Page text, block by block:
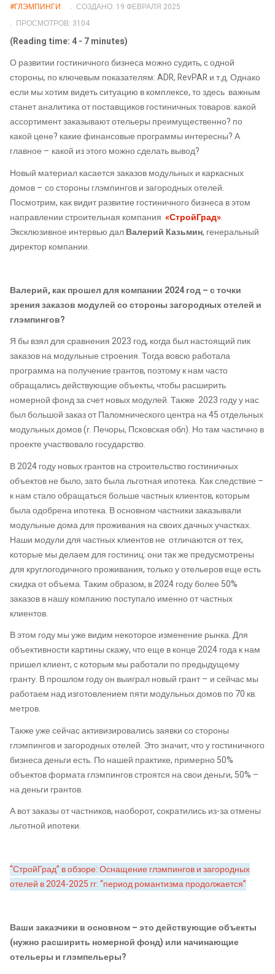
#ГЛЭМПИНГИ
СОЗДАНО: 19 ФЕВРАЛЯ 2025
ПРОСМОТРОВ: 3104
(Reading time: 4 - 7 minutes)
О развитии гостиничного бизнеса можно судить, с одной
стороны, по ключевым показателям: ADR, RevPAR и т.д. Однако
если мы хотим видеть ситуацию в комплексе, то здесь важным
станет аналитика от поставщиков гостиничных товаров: какой
ассортимент заказывают отельеры преимущественно? по
какой цене? какие финансовые программы интересны? А
главное – какой из этого можно сделать вывод?
Новый материал касается заказов модульных и каркасных
домов – со стороны глэмпингов и загородных отелей.
Посмотрим, как видит развитие гостиничного бизнеса в этом
направлении строительная компания «СтройГрад».
Эксклюзивное интервью далВалерий Казьмин, генеральный
директор компании.
Валерий, как прошел для компании 2024 год – с точки
зрения заказов модулей со стороны загородных отелей и
глэмпингов?
Я бы взял для сравнения 2023 год, когда был настоящий пик
заказов на модульные строения. Тогда вовсю работала
программа на получение грантов, поэтому к нам часто
обращались действующие объекты, чтобы расширить
номерной фонд за счет новых модулей. Также 2023 году у нас
был большой заказ от Паломнического центра на 45 отдельных
модульных домов (г. Печоры, Псковская обл). Но там частично в
проекте участвовало государство.
В 2024 году новых грантов на строительство гостиничных
объектов не было, зато была льготная ипотека. Как следствие –
к нам стало обращаться больше частных клиентов, которым
была одобрена ипотека. В основном частники заказывали
модульные дома для проживания на своих дачных участках.
Наши модули для частных клиентов не отличаются от тех,
которые мы делаем для гостиниц: они так же предусмотрены
для круглогодичного проживания, только у отельеров еще есть
скидка от объема. Таким образом, в 2024 году более 50%
заказов в нашу компанию поступало именно от частных
клиентов.
В этом году мы уже видим некоторое изменение рынка. Для
объективности картины скажу, что еще в конце 2024 года к нам
пришел клиент, с которым мы работали по предыдущему
гранту. В прошлом году он выиграл новый грант – и сейчас мы
работаем над изготовлением пяти модульных домов по 70 кв.
метров.
Также уже сейчас активизировались заявки со стороны
глэмпингов и загородных отелей. Это значит, что у гостиничного
бизнеса деньги есть. По нашей практике, примерно 50%
объектов формата глэмпингов строятся на свои деньги, 50% –
на деньги грантов.
А вот заказы от частников, наоборот, сократились из-за отмены
льготной ипотеки.
“СтройГрад” в обзоре: Оснащение глэмпингов и загородных
отелей в 2024-2025 гг: “период романтизма продолжается”
Ваши заказчики в основном – это действующие объекты
(нужно расширить номерной фонд) или начинающие
отельеры и глэмпельеры?